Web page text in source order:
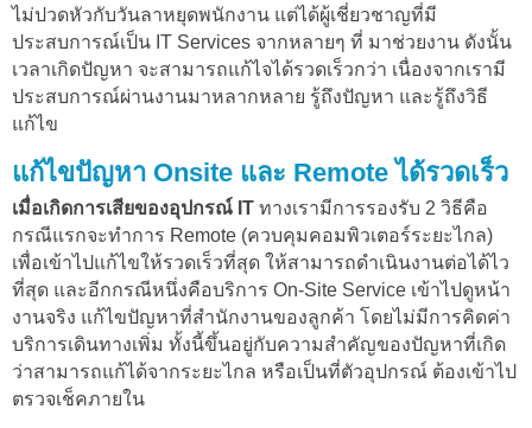
ไม่ปวดหัวกับวันลาหยุดพนักงาน แต่ได้ผู้เชี่ยวชาญที่มี
ประสบการณ์เป็น IT Services จากหลายๆ ที่ มาช่วยงาน ดังนั้น
เวลาเกิดปัญหา จะสามารถแก้ไจได้รวดเร็วกว่า เนื่องจากเรามี
ประสบการณ์ผ่านงานมาหลากหลาย รู้ถึงปัญหา และรู้ถึงวิธี
แก้ไข
แก้ไขปัญหา Onsite และ Remote ได้รวดเร็ว
เมื่อเกิดการเสียของอุปกรณ์ IT ทางเรามีการรองรับ 2 วิธีคือ
กรณีแรกจะทำการ Remote (ควบคุมคอมพิวเตอร์ระยะไกล)
เพื่อเข้าไปแก้ไขให้รวดเร็วที่สุด ให้สามารถดำเนินงานต่อได้ไว
ที่สุด และอีกกรณีหนึ่งคือบริการ On-Site Service เข้าไปดูหน้า
งานจริง แก้ไขปัญหาที่สำนักงานของลูกค้า โดยไม่มีการคิดค่า
บริการเดินทางเพิ่ม ทั้งนี้ขึ้นอยู่กับความสำคัญของปัญหาที่เกิด
ว่าสามารถแก้ได้จากระยะไกล หรือเป็นที่ตัวอุปกรณ์ ต้องเข้าไป
ตรวจเช็คภายใน